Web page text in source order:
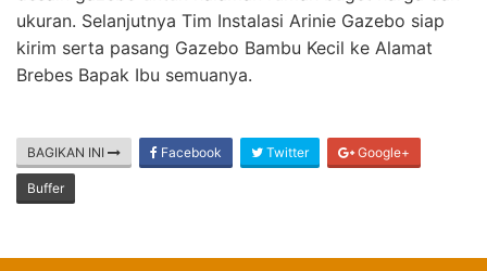
ukuran. Selanjutnya Tim Instalasi Arinie Gazebo siap
kirim serta pasang Gazebo Bambu Kecil ke Alamat
Brebes Bapak Ibu semuanya.
BAGIKAN INI Facebook Twitter Google+
Buffer